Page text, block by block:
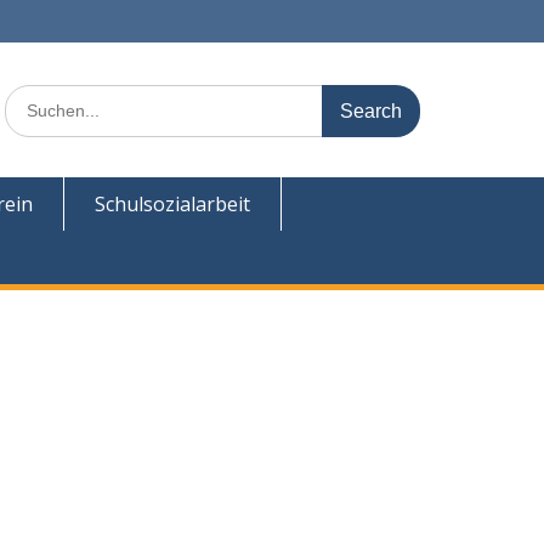
Search
for:
Schulsozialarbeit